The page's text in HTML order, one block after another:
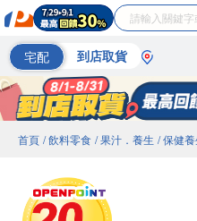
宅配 到店取貨
首頁 / 飲料零食 / 果汁．養生 / 保健